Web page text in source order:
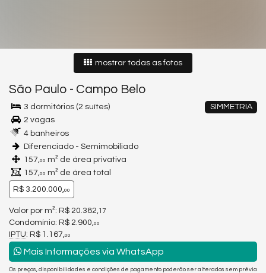
mostrar todas as fotos
São Paulo - Campo Belo
SIMMETRIA
3 dormitórios (2 suítes)
2 vagas
4 banheiros
Diferenciado - Semimobiliado
157,00 m² de área privativa
157,00 m² de área total
R$ 3.200.000,00
Valor por m²: R$ 20.382, 17
Condomínio: R$ 2.900, 00
IPTU: R$ 1.167, 00
Mais Informações via WhatsApp
Os preços, disponibilidades e condições de pagamento poderão ser alterados sem prévia